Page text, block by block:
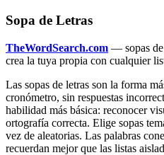
Sopa de Letras
TheWordSearch.com — sopas de
crea la tuya propia con cualquier
Las sopas de letras son la forma
cronómetro, sin respuestas
habilidad más básica: reconocer
ortografía correcta. Elige sopas
vez de aleatorias. Las palabras
recuerdan mejor que las listas